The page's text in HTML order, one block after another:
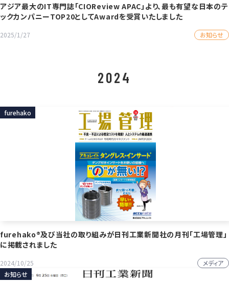
アジア最大のIT専門誌「CIOReview APAC」より、最も有望な日本のテ
ックカンパニーTOP20としてAwardを受賞いたしました
2025/1/27 お知らせ
2024
furehako
furehako®及び当社の取り組みが日刊工業新聞社の月刊「工場管理」
に掲載されました
2024/10/25
メディア
お知らせ